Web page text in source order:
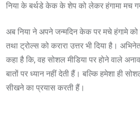
निया के बर्थडे केक के शेप को लेकर हंगामा मच
अब निया ने अपने जन्मदिन केक पर मचे हंगामे को
तथा ट्रोल्स को करारा उत्तर भी दिया है।
कहा है कि, वह सोशल मीडिया पर होने वाले
बातों पर ध्यान नहीं देती हैं। बल्कि हमेशा ही
सीखने का प्रयास करती हैं।